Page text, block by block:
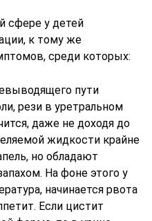
сфере у детей
к тому же
среди которых:
пути
рези в уретральном
даже не доходя до
жидкости крайне
но обладают
На фоне этого у
начинается рвота
Если цистит